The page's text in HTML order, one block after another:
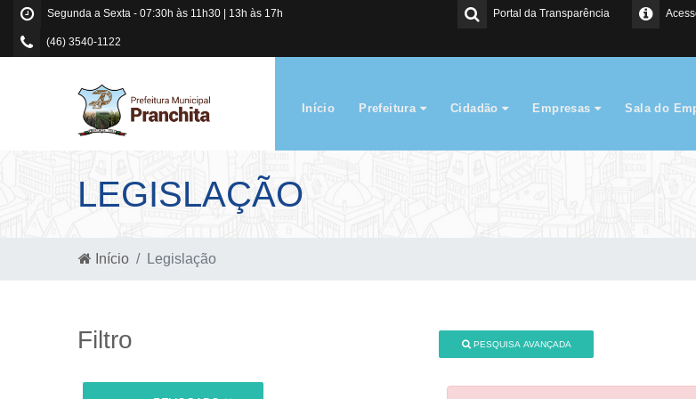
Segunda a Sexta - 07:30h às 11h30 | 13h às 17h
(46) 3540-1122
Portal da Transparência
Início Prefeitura Cidadão Empresas Sala do
LEGISLAÇÃO
Início Legislação
Filtro PESQUISA AVANÇADA